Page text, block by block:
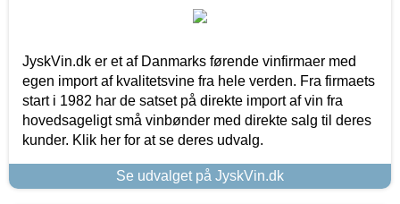
JyskVin.dk er et af Danmarks førende vinfirmaer med
egen import af kvalitetsvine fra hele verden. Fra firmaets
start i 1982 har de satset på direkte import af vin fra
hovedsageligt små vinbønder med direkte salg til deres
kunder. Klik her for at se deres udvalg.
Se udvalget på JyskVin.dk